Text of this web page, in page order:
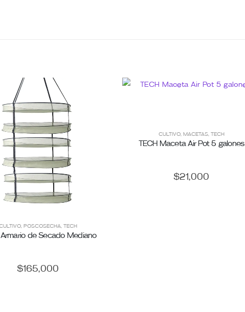
, POSCOSECHA TECH
Armario de Secado Mediano
$165,000
CULTIVO, MACETAS, TECH
TECH Maceta Air Pot 5 galones
$21,000